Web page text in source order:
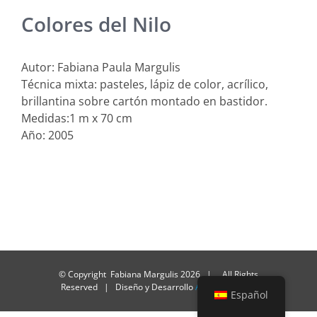
Colores del Nilo
Autor: Fabiana Paula Margulis
Técnica mixta: pasteles, lápiz de color, acrílico,
brillantina sobre cartón montado en bastidor.
Medidas:1 m x 70 cm
Año: 2005
© Copyright Fabiana Margulis 2026 | All Rights
Reserved | Diseño y DesarrolloAlacasa Design
Español